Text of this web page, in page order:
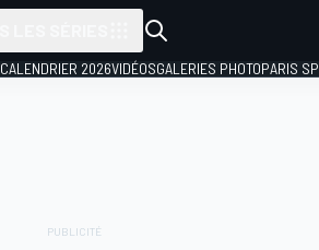
CALENDRIER 2026VIDÉOSGALERIES PHOTOPARIS